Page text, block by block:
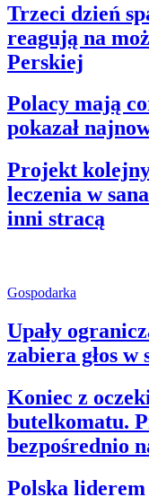
Trzeci dzień
reagują na
Perskiej
Polacy mają
pokazał
Projekt
leczenia w
inni stracą
Gospodarka
Upały
zabiera głos
Koniec z
butelkomatu.
bezpośrednio
Polska